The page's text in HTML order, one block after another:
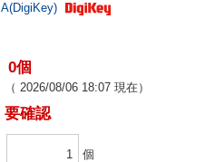
A(DigiKey)
0個
（ 2026/08/06 18:07 現在）
要確認
個